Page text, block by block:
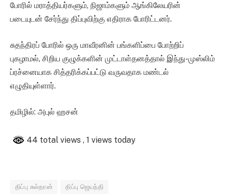
போரில் மராத்தியர்களும், நிஜாம்களும் ஆங்கிலேயரின்
படையுடன் சேர்ந்து திப்புவிற்கு எதிராக போரிட்டனர்.
சுதந்திரப் போரில் ஒரு மாவீரனின் பங்களிப்பை போற்றிப்
புகழாமல், சிறிய குழுக்களின் முட்டாள்தனத்தால் இந்து-முஸ்லிம்
ப்ரச்னையாக சித்தரிக்கப்பட்டு வருவதாக மண்டல்
எழுதியுள்ளார்.
தமிழில்: அபுல் ஹசன்
44 total views , 1 views today
திப்பு சுல்தான் திப்பு ஜெயந்தி